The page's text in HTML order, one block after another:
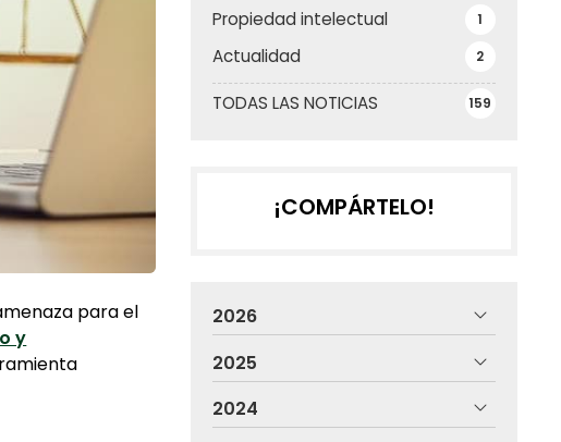
TODAS LAS NOTICIAS 159
Propiedad intelectual 1
Actualidad 2
para el
y
¡COMPÁRTELO!
2026
2025
2024